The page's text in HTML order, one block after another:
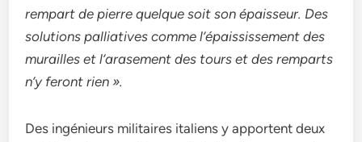
rempart de pierre quelque soit son épaisseur. Des
solutions palliatives comme l’épaississement des
murailles et l’arasement des tours et des remparts
n’y feront rien ».
Des ingénieurs militaires italiens y apportent deux